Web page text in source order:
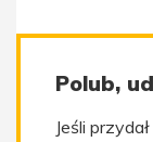
Polub,
Jeśli